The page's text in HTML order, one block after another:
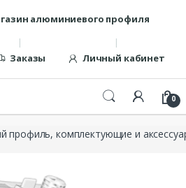
алюминиевого профиля
Заказы Личный кабинет
0
профиль, комплектующие и